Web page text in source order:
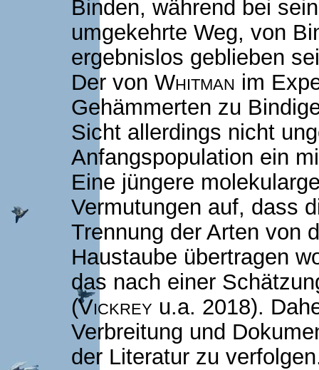
Binden, während bei
umgekehrte Weg, von
ergebnislos geblieben
Der von Whitman im
Gehämmerten zu
Sicht allerdings nicht
Anfangspopulation ein
Eine jüngere
Vermutungen auf, dass
Trennung der Arten von
Haustaube übertragen
das nach einer
(Vickrey u.a. 2018).
Verbreitung und
der Literatur zu